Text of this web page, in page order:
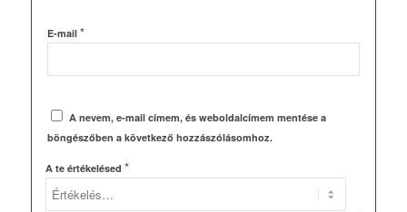
E-mail *
A nevem, e-mail címem, és weboldalcímem mentése a
böngészőben a következő hozzászólásomhoz.
A te értékelésed *